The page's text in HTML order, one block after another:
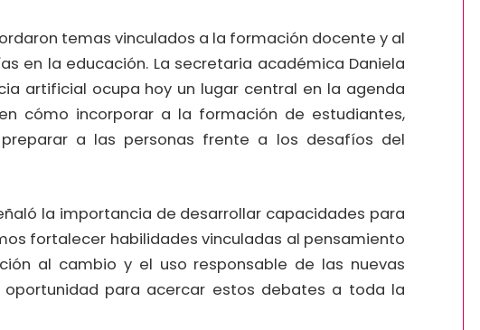
temas vinculados a la formación docente y al
en la educación. La secretaria académica Daniela
artificial ocupa hoy un lugar central en la agenda
cómo incorporar a la formación de estudiantes,
a las personas frente a los desafíos del
la importancia de desarrollar capacidades para
fortalecer habilidades vinculadas al pensamiento
al cambio y el uso responsable de las nuevas
oportunidad para acercar estos debates a toda la